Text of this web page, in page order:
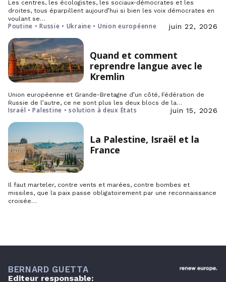
Les centres, les écologistes, les sociaux-démocrates et les
droites, tous éparpillent aujourd’hui si bien les voix démocrates en
voulant se…
Poutine • Russie • Ukraine • Union européenne juin 22, 2026
Quand et comment
reprendre langue avec le
Kremlin
Union européenne et Grande-Bretagne d’un côté, Fédération de
Russie de l’autre, ce ne sont plus les deux blocs de la…
Israël • Palestine • solution à deux États juin 15, 2026
La Palestine, Israël et la
France
Il faut marteler, contre vents et marées, contre bombes et
missiles, que la paix passe obligatoirement par une reconnaissance
croisée…
BERNARD GUETTA
Editeur responsable: